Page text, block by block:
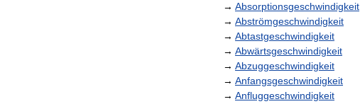
→ Absorptionsgeschwindigkeit
→ Abströmgeschwindigkeit
→ Abtastgeschwindigkeit
→ Abwärtsgeschwindigkeit
→ Abzuggeschwindigkeit
→ Anfangsgeschwindigkeit
→ Anfluggeschwindigkeit